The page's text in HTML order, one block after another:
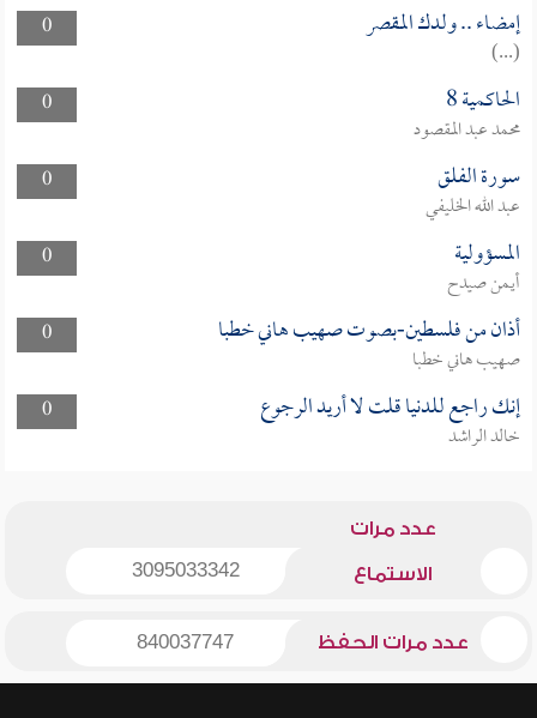
0
إمضاء .. ولدك المقصر
(...)
0
الحاكمية 8
محمد عبد المقصود
0
سورة الفلق
عبد الله الخليفي
0
المسؤولية
أيمن صيدح
0
أذان من فلسطين-بصوت صهيب هاني خطبا
صهيب هاني خطبا
0
إنك راجع للدنيا قلت لا أريد الرجوع
خالد الراشد
عدد مرات
الاستماع 3095033342
عدد مرات الحفظ 840037747